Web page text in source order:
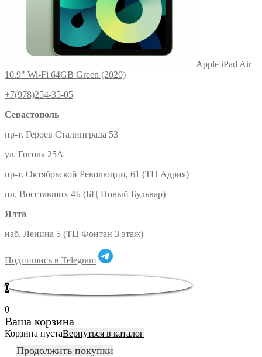
Apple iPad Air
10.9" Wi-Fi 64GB Green (2020)
+7(978)254-35-05
Севастополь
пр-т. Героев Сталинграда 53
ул. Гоголя 25А
пр-т. Октябрьской Революции, 61 (ТЦ Адрия)
пл. Восставших 4Б (БЦ Новый Бульвар)
Ялта
наб. Ленина 5 (ТЦ Фонтан 3 этаж)
Подпишись в Telegram
0
0
Ваша корзина
Корзина пустаВернуться в каталог
Продолжить покупки